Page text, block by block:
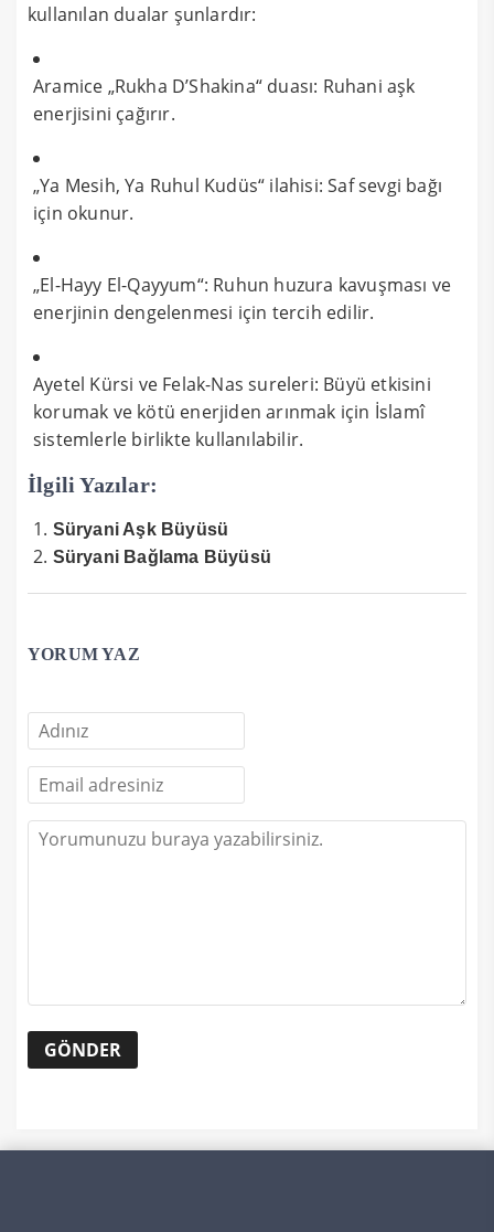
kullanılan dualar şunlardır:
Aramice „Rukha D’Shakina“ duası: Ruhani aşk
enerjisini çağırır.
„Ya Mesih, Ya Ruhul Kudüs“ ilahisi: Saf sevgi bağı
için okunur.
„El-Hayy El-Qayyum“: Ruhun huzura kavuşması ve
enerjinin dengelenmesi için tercih edilir.
Ayetel Kürsi ve Felak-Nas sureleri: Büyü etkisini
korumak ve kötü enerjiden arınmak için İslamî
sistemlerle birlikte kullanılabilir.
İlgili Yazılar:
Süryani Aşk Büyüsü
Süryani Bağlama Büyüsü
YORUM YAZ